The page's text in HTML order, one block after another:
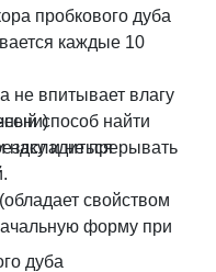
пробкового дуба
каждые 10
не впитывает влагу
и не прерывать
свойством
форму при
способ найти
насладиться
дуба